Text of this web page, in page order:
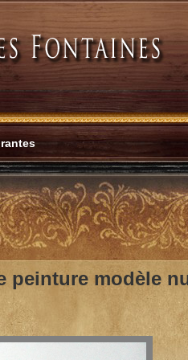
peinture modèle